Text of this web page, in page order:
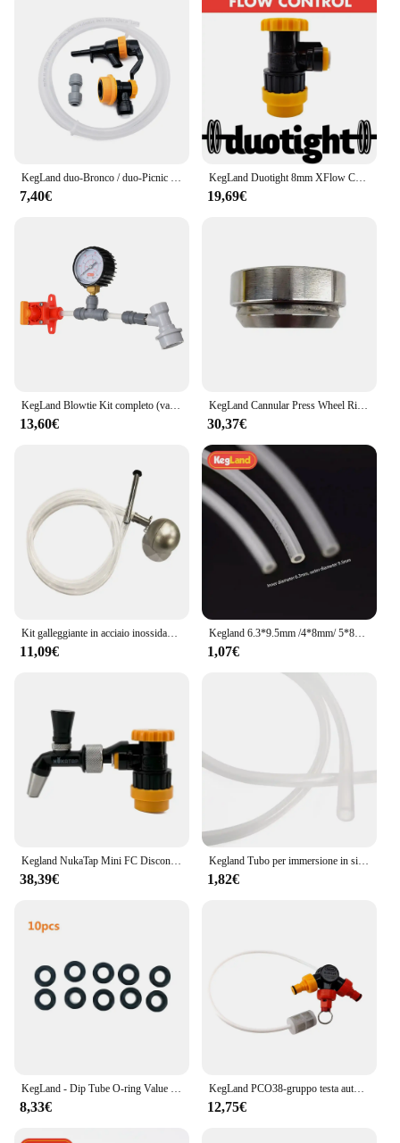
KegLand duo-Bronco / duo-Picnic Party Kit di rubinetti per birra fatta in casa Rubinetto per birra semplice
7,40€
KegLand Duotight 8mm XFlow Control Ball Lock Disconnect (liquido nero + giallo) (POK)
19,69€
KegLand Blowtie Kit completo (valvola di giunzione a membrana) produzione di birra
13,60€
KegLand Cannular Press Wheel Right can sealing machine accessorio per la produzione di birra
30,37€
Kit galleggiante in acciaio inossidabile Kegland (S.S Float + S.S Keg Dip Tube SENZA linguette di orientamento KL12430+14076
11,09€
Kegland 6.3*9.5mm /4*8mm/ 5*8mm tubo EVA 1M tubo flessibile Gas-liquido resistente alle alte Temperature
1,07€
Kegland NukaTap Mini FC Disconnect Kit attrezzatura per rubinetti per la produzione di birra per uso domestico
38,39€
Kegland Tubo per immersione in silicone da 100 cm Tubo flessibile trasparente da 6 * 9 mm Accessorio costruito per birra
1,82€
KegLand - Dip Tube O-ring Value Bulk Pack 10 pezzi
8,33€
KegLand PCO38-gruppo testa autofilettante con montanti a sfera, tubo Dip e PRV
12,75€